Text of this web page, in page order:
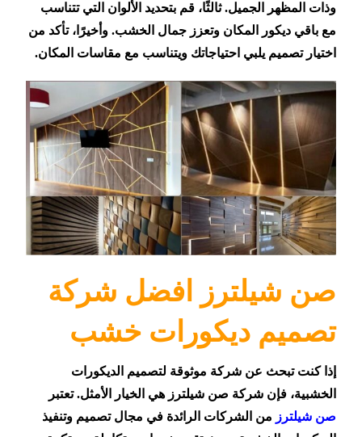
وذات المظهر الجميل. ثالثًا، قم بتحديد الألوان التي تتناسب
مع باقي ديكور المكان وتعزز جمال الخشب. وأخيرًا، تأكد من
اختيار تصميم يلبي احتياجاتك ويتناسب مع مقاسات المكان.
صن شيلترز افضل شركة
تصميم ديكورات خشب
إذا كنت تبحث عن شركة موثوقة لتصميم الديكورات
الخشبية، فإن شركة صن شيلترز هي الخيار الأمثل. تعتبر
صن شيلترز من الشركات الرائدة في مجال تصميم وتنفيذ